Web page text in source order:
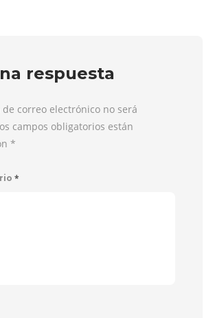
respuesta
correo electrónico no será
campos obligatorios están
*
*